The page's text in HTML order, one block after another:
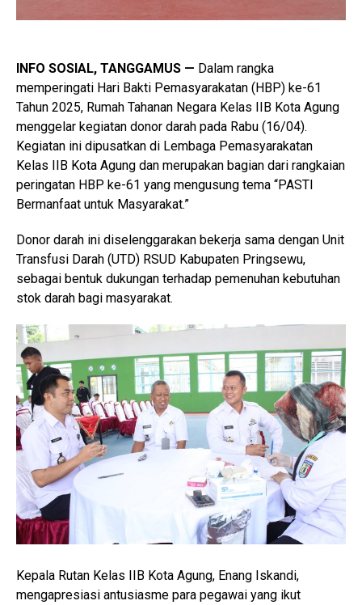
INFO SOSIAL, TANGGAMUS — Dalam rangka
memperingati Hari Bakti Pemasyarakatan (HBP) ke-61
Tahun 2025, Rumah Tahanan Negara Kelas IIB Kota Agung
menggelar kegiatan donor darah pada Rabu (16/04).
Kegiatan ini dipusatkan di Lembaga Pemasyarakatan
Kelas IIB Kota Agung dan merupakan bagian dari rangkaian
peringatan HBP ke-61 yang mengusung tema “PASTI
Bermanfaat untuk Masyarakat.”
Donor darah ini diselenggarakan bekerja sama dengan Unit
Transfusi Darah (UTD) RSUD Kabupaten Pringsewu,
sebagai bentuk dukungan terhadap pemenuhan kebutuhan
stok darah bagi masyarakat.
Kepala Rutan Kelas IIB Kota Agung, Enang Iskandi,
mengapresiasi antusiasme para pegawai yang ikut